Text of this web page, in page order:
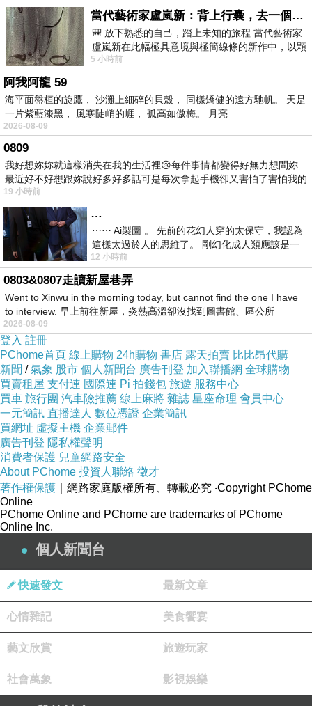
我在三十歲後花了不少時間遺憾在國中高職與大學還不夠
努力，常常在反省為什麼不喜歡讀死書的真正原因，為什
麼當時對讀書考試沒什麼動力？常常跟同學抱怨家人很會
吵架？讓我一直覺得應該要糾正過去念書的歲月才能圓滿
成究未來的自己，但我總是無法很順利的完成過去學習經
驗不佳的科目-----就像從小不擅言辭的我根本不喜歡學外
語與背書。
畢竟這真的算是過去學習不完美的紀錄。
另一種角度我也是硬把自己要生活成「左腦與記憶力要十
分強」的人物才叫做成功！
但其實我天生就是愛幻想或是從小就讀太多童話故事長大
的典型「靠造夢」陪我成長的大人，我也曾遇過幾位大學
老師大方讚美這個學生右腦創意天份，使我對自己產生很
多的質疑與過多的自信與不安全感的焦慮。對我而言應該
是擅長用右腦更能輕鬆比左腦發達的人活得更特別。
在這篇矛頓的成長文章其實要表達的是，我們常以為的應
該或是達到了目標仍無法療癒自己遺失的那一塊完美，因
為目標可以一直訂下去直到氣力用盡，而是人生該有另一
種想像的風景，讓自己能更平靜的面對那個未知旅程。
人生幾十年看似漫長，其實死後的世界更悠遠。
就像我常遺憾自己青春時沒有更努力進修未來對事業有幫
助的學科一樣。
上一篇：愛是什麼
下一篇： 帶母親去放生
當代藝術家盧嵐新：背上行囊，去一個沒有人認識你的地方——看風景，也遇見渴望出發的自己
🎒 放下熟悉的自己，踏上未知的旅程 當代藝術家
盧嵐新在此幅極具意境與極簡線條的新作中，以顆
粒感豐富的灰綠粗糙背景，搭配凝練且具
5 小時前
阿我阿龍 59
海平面盤桓的旋鷹， 沙灘上細碎的貝殼， 同樣矯健的遠方馳帆。 天是
一片紫藍漆黑， 風寒陡峭的崕， 孤高如傲梅。 月亮
2026-08-09
0809
我好想妳妳就這樣消失在我的生活裡😢每件事情都變得好無力想問妳
最近好不好想跟妳說好多好多話可是每次拿起手機卻又害怕了害怕我的
出現
19 小時前
…
⋯⋯ Ai製圖 。 先前的花幻人穿的太保守，我認為
這樣太過於人的思維了。 剛幻化成人類應該是一
絲不掛吧？ 當然這樣是創不出
12 小時前
0803&0807走讀新屋巷弄
Went to Xinwu in the morning today, but cannot find the one I have
to interview. 早上前往新屋，炎熱高溫卻沒找到圖書館、區公所
2026-08-09
登入 註冊
PChome首頁 線上購物 24h購物 書店 露天拍賣 比比昂代購
新聞 /氣象 股市 個人新聞台 廣告刊登 加入聯播網 全球購物
買賣租屋 支付連 國際連 Pi 拍錢包 旅遊 服務中心
買車 旅行團 汽車險推薦 線上麻將 雜誌 星座命理 會員中心
一元簡訊 直播達人 數位憑證 企業簡訊
買網址 虛擬主機 企業郵件
廣告刊登 隱私權聲明
消費者保護 兒童網路安全
About PChome 投資人聯絡 徵才
著作權保護 ｜網路家庭版權所有、轉載必究 ‧Copyright PChome
Online
PChome Online and PChome are trademarks of PChome
Online Inc.
個人新聞台
快速發文 最新文章
心情雜記 美食饗宴
藝文欣賞 旅遊玩家
社會萬象 影視娛樂